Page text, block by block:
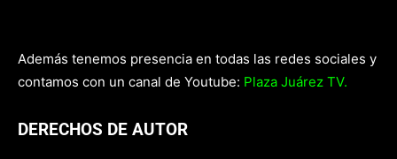
Además tenemos presencia en todas las redes sociales y
contamos con un canal de Youtube: Plaza Juárez TV.
DERECHOS DE AUTOR